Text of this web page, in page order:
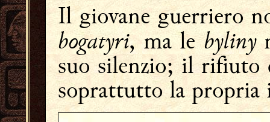
Il giovane guerriero
bogatyri, ma lebyliny
suo silenzio; il rifiuto
soprattutto la propria